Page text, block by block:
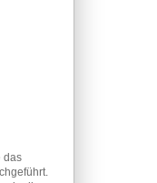
das